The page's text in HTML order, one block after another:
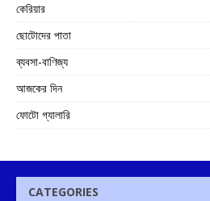
কেরিয়ার
ছোটোদের পাতা
ব্যবসা-বাণিজ্য
আজকের দিন
ফোটো গ্যালারি
CATEGORIES